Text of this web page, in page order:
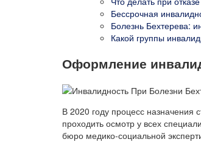
Бессрочная
Болезнь Бехтерева:
Какой группы
Оформление
В 2020 году процесс назначения
проходить осмотр у всех
бюро медико-социальной